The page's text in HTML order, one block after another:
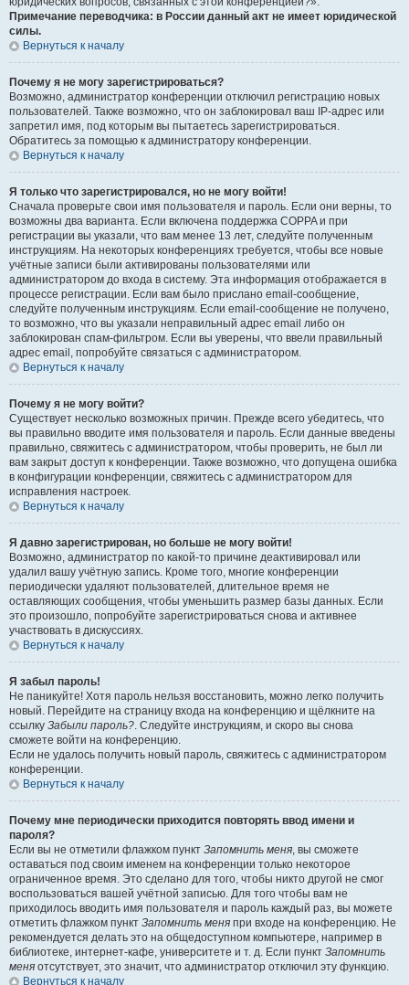
Примечание переводчика: в России данный акт не имеет юридической
силы.
Вернуться к началу
Почему я не могу зарегистрироваться?
Возможно, администратор конференции отключил регистрацию новых
пользователей. Также возможно, что он заблокировал ваш IP-адрес или
запретил имя, под которым вы пытаетесь зарегистрироваться.
Обратитесь за помощью к администратору конференции.
Вернуться к началу
Я только что зарегистрировался, но не могу войти!
Сначала проверьте свои имя пользователя и пароль. Если они верны, то
возможны два варианта. Если включена поддержка COPPA и при
регистрации вы указали, что вам менее 13 лет, следуйте полученным
инструкциям. На некоторых конференциях требуется, чтобы все новые
учётные записи были активированы пользователями или
администратором до входа в систему. Эта информация отображается в
процессе регистрации. Если вам было прислано email-сообщение,
следуйте полученным инструкциям. Если email-сообщение не получено,
то возможно, что вы указали неправильный адрес email либо он
заблокирован спам-фильтром. Если вы уверены, что ввели правильный
адрес email, попробуйте связаться с администратором.
Вернуться к началу
Почему я не могу войти?
Существует несколько возможных причин. Прежде всего убедитесь, что
вы правильно вводите имя пользователя и пароль. Если данные введены
правильно, свяжитесь с администратором, чтобы проверить, не был ли
вам закрыт доступ к конференции. Также возможно, что допущена ошибка
в конфигурации конференции, свяжитесь с администратором для
исправления настроек.
Вернуться к началу
Я давно зарегистрирован, но больше не могу войти!
Возможно, администратор по какой-то причине деактивировал или
удалил вашу учётную запись. Кроме того, многие конференции
периодически удаляют пользователей, длительное время не
оставляющих сообщения, чтобы уменьшить размер базы данных. Если
это произошло, попробуйте зарегистрироваться снова и активнее
участвовать в дискуссиях.
Вернуться к началу
Я забыл пароль!
Не паникуйте! Хотя пароль нельзя восстановить, можно легко получить
новый. Перейдите на страницу входа на конференцию и щёлкните на
ссылку Забыли пароль?. Следуйте инструкциям, и скоро вы снова
сможете войти на конференцию.
Если не удалось получить новый пароль, свяжитесь с администратором
конференции.
Вернуться к началу
Почему мне периодически приходится повторять ввод имени и
пароля?
Если вы не отметили флажком пункт Запомнить меня, вы сможете
оставаться под своим именем на конференции только некоторое
ограниченное время. Это сделано для того, чтобы никто другой не смог
воспользоваться вашей учётной записью. Для того чтобы вам не
приходилось вводить имя пользователя и пароль каждый раз, вы можете
отметить флажком пункт Запомнить меня при входе на конференцию. Не
рекомендуется делать это на общедоступном компьютере, например в
библиотеке, интернет-кафе, университете и т. д. Если пункт Запомнить
меня отсутствует, это значит, что администратор отключил эту функцию.
Вернуться к началу